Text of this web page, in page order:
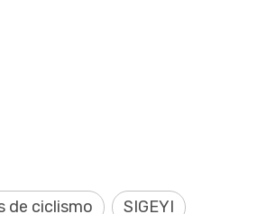
de ciclismo
SIGEYI